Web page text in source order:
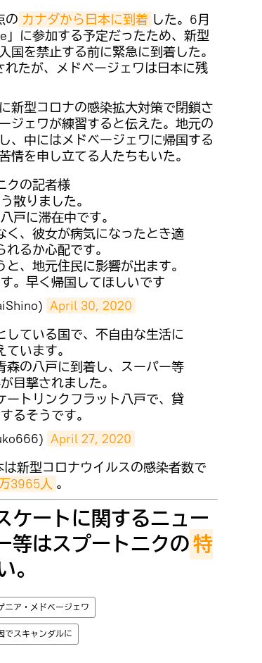
の カナダから日本に到着 した。6月
に参加する予定だったため、新型
国を禁止する前に緊急に到着した。
れたが、メドベージェワは日本に残
新型コロナの感染拡大対策で閉鎖さ
ジェワが練習すると伝えた。地元の
、中にはメドベージェワに帰国する
情を申し立てる人たちもいた。
クの記者様
散りました。
戸に滞在中です。
く、彼女が病気になったとき適
るか心配です。
、地元住民に影響が出ます。
。早く帰国してほしいです
April 30, 2020
している国で、不自由な生活に
ています。
森の八戸に到着し、スーパー等
目撃されました。
ートリンクフラット八戸で、貸
るそうです。
April 27, 2020
新型コロナウイルスの感染者数で
3965人 。
ケートに関するニュー
等はスプートニクの特
。
ニア・メドベージェワ
でスキャンダルに